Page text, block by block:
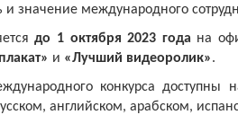
и значение международного
до 1 октября 2023 года на
и «Лучший видеоролик».
конкурса
английском, арабском,